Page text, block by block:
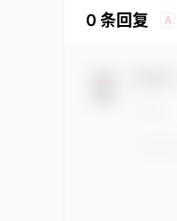
0 条回复 A